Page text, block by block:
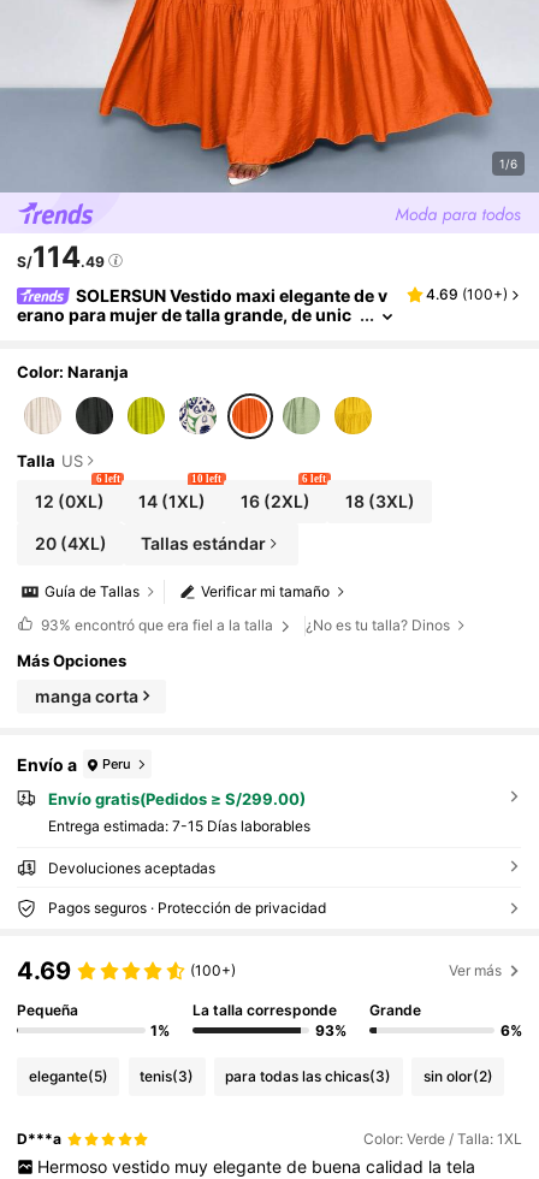
1/6
S/114.49
SOLERSUN Vestido maxi elegante de v
erano para mujer de talla grande, de unic
s, playa y primavera y verano
4.69 (100+)
Color: Naranja
Talla US
12 (0XL)
6 left
14 (1XL)
10 left
16(2XL)
6 left
18(3XL)
20(4XL) Tallas estándar
Verificar mi tamaño
Guía de Tallas
93% encontró que era fiel a la talla ¿No es tu talla? Dinos
Más Opciones
manga corta
Envío a Peru
Envío gratis(Pedidos ≥ S/299.00)
Entrega estimada: 7-15 Días laborables
Devoluciones aceptadas
Pagos seguros · Protección de privacidad
4.69 (100+) Ver más
Pequeña
1%
La talla corresponde
93%
Grande
6%
elegante(5) tenis(3) para todas las chicas(3) sin olor(2)
D***a Color: Verde / Talla: 1XL
Hermoso vestido muy elegante de buena calidad la tela